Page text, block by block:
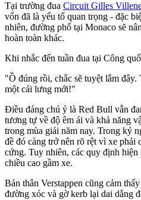
Tại trường đua Circuit Gilles
vốn đã là yếu tố quan trọng - đặc
nhiên, đường phố tại Monaco sẽ
hoàn toàn khác.
Khi nhắc đến tuần đua tại Công
"Ồ đúng rồi, chắc sẽ tuyệt lắm
một cái lưng mới!"
Điều đáng chú ý là Red Bull vẫn
tương tự về độ êm ái và khả năng
trong mùa giải năm nay. Trong kỷ
đề đó càng trở nên rõ rệt vì xe phải
cứng. Tuy nhiên, các quy định
chiều cao gầm xe.
Bản thân Verstappen cũng cảm
đường xóc và gờ kerb lại dai dẳng